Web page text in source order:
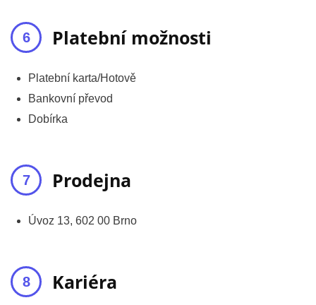
Platební možnosti
Platební karta/Hotově
Bankovní převod
Dobírka
Prodejna
Úvoz 13, 602 00 Brno
Kariéra